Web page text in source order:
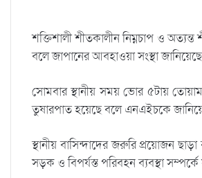
শক্তিশালী শীতকালীন নিম্নচাপ ও
বলে জাপানের আবহাওয়া সংস্থা
সোমবার স্থানীয় সময় ভোর ৫টায়
তুষারপাত হয়েছে বলে এনএইচকে
স্থানীয় বাসিন্দাদের জরুরি প্রয়োজন
সড়ক ও বিপর্যস্ত পরিবহন ব্যবস্থা